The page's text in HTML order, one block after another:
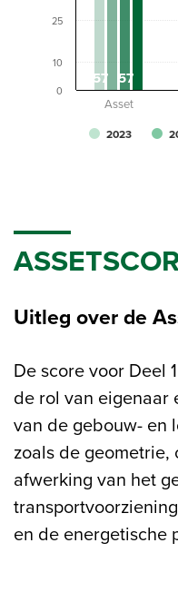
57 57
2023
Asset
0
10
25
Uitleg over de
De score voor Deel
de rol van eigenaar
van de gebouw- en
zoals de
afwerking van het
en de energetische